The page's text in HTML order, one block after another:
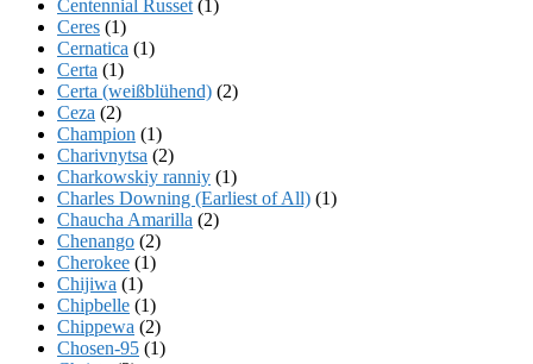
Centennial Russet (1)
Ceres (1)
Cernatica (1)
Certa (1)
Certa (weißblühend) (2)
Ceza (2)
Champion (1)
Charivnytsa (2)
Charkowskiy ranniy (1)
Charles Downing (Earliest of All) (1)
Chaucha Amarilla (2)
Chenango (2)
Cherokee (1)
Chijiwa (1)
Chipbelle (1)
Chippewa (2)
Chosen-95 (1)